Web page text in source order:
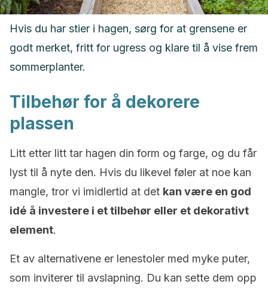
Hvis du har stier i hagen, sørg for at grensene er
godt merket, fritt for ugress og klare til å vise frem
sommerplanter.
Tilbehør for å dekorere
plassen
Litt etter litt tar hagen din form og farge, og du får
lyst til å nyte den. Hvis du likevel føler at noe kan
mangle, tror vi imidlertid at det kan være en god
idé å investere i et tilbehør eller et dekorativt
element.
Et av alternativene er lenestoler med myke puter,
som inviterer til avslapning. Du kan sette dem opp